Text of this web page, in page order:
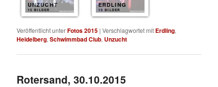
UNZUCHT
15 BILDER
ERDLING
10 BILDER
Veröffentlicht unterFotos 2015 |Verschlagwortet mit Erdling,
Heidelberg,Schwimmbad Club, Unzucht
Rotersand, 30.10.2015